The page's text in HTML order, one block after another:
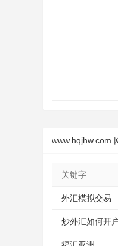
www.hqjhw.com
关键字
外汇模拟交易
炒外汇如何开